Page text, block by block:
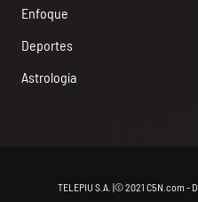
Enfoque
Deportes
Astrología
TELEPIU S.A. |© 2021 C5N.com -